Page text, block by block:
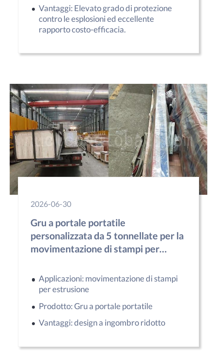
Vantaggi: Elevato grado di protezione
contro le esplosioni ed eccellente
rapporto costo-efficacia.
2026-06-30
Gru a portale portatile
personalizzata da 5 tonnellate per la
movimentazione di stampi per
Applicazioni: movimentazione di stampi
per estrusione
Prodotto: Gru a portale portatile
Vantaggi: design a ingombro ridotto